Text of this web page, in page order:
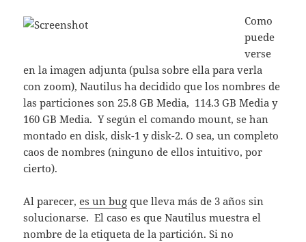
Como
puede
verse
en la imagen adjunta (pulsa sobre ella para verla
con zoom), Nautilus ha decidido que los nombres de
las particiones son 25.8 GB Media, 114.3 GB Media y
160 GB Media. Y según el comando mount, se han
montado en disk, disk-1 y disk-2. O sea, un completo
caos de nombres (ninguno de ellos intuitivo, por
cierto).
Al parecer,es un bug que lleva más de 3 años sin
solucionarse. El caso es que Nautilus muestra el
nombre de la etiqueta de la partición. Si no